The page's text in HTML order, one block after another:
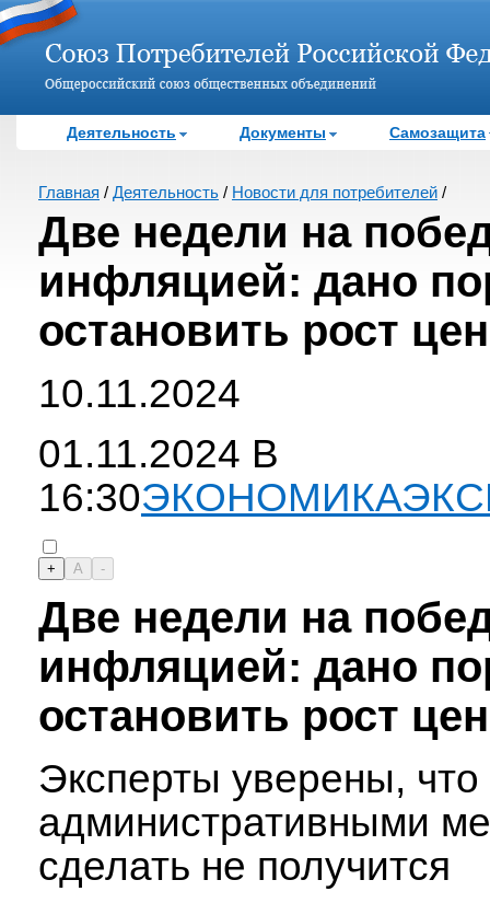
Деятельность Документы Самозащита
Главная / Деятельность / Новости для потребителей /
Две недели на
инфляцией: дано
остановить рост цен
10.11.2024
01.11.2024 В
16:30ЭКОНОМИКА
+ A -
Две недели на
инфляцией: дано
остановить рост цен
Эксперты уверены, что
административными
сделать не получится